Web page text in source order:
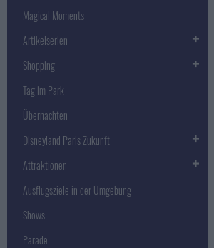
Magical Moments
Artikelserien
Shopping
Tag im Park
Übernachten
Disneyland Paris Zukunft
Attraktionen
Ausflugsziele in der Umgebung
Shows
Parade